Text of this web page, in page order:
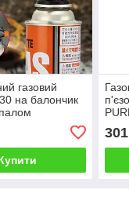
газовий
на балончик
301